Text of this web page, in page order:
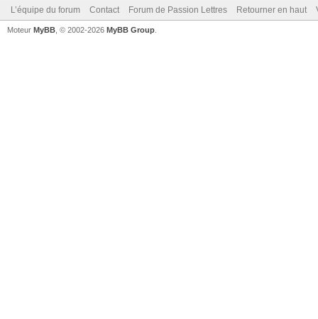
L’équipe du forum Contact Forum de Passion Lettres Retourner en haut
Moteur MyBB , © 2002-2026 MyBB Group